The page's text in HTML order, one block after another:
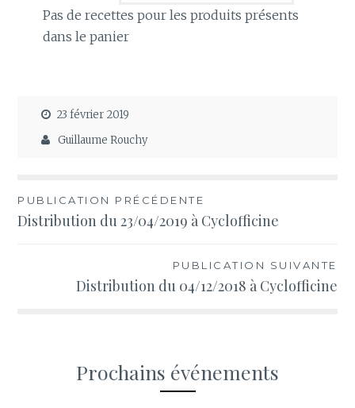
Pas de recettes pour les produits présents
dans le panier
23 février 2019
Guillaume Rouchy
Navigation
de
PUBLICATION PRÉCÉDENTE
Distribution du 23/04/2019 à Cyclofficine
PUBLICATION SUIVANTE
Distribution du 04/12/2018 à Cyclofficine
Prochains événements